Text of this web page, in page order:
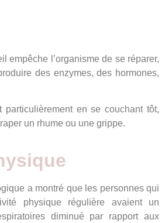
empêche l’organisme de se réparer,
des enzymes, des hormones,
particulièrement en se couchant tôt,
un rhume ou une grippe.
a montré que les personnes qui
physique régulière avaient un
diminué par rapport aux